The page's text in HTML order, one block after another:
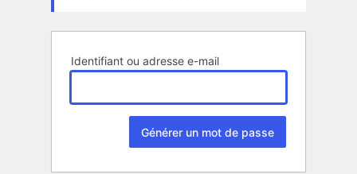
Identifiant ou adresse e-mail